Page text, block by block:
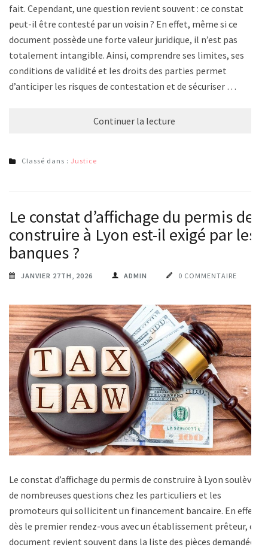
fait. Cependant, une question revient souvent : ce constat
peut-il être contesté par un voisin ? En effet, même si ce
document possède une forte valeur juridique, il n’est pas
totalement intangible. Ainsi, comprendre ses limites, ses
conditions de validité et les droits des parties permet
d’anticiper les risques de contestation et de sécuriser …
Continuer la lecture
Classé dans : Justice
Le constat d’affichage du permis de
construire à Lyon est-il exigé par les
banques ?
JANVIER 27TH, 2026 ADMIN 0 COMMENTAIRE
Le constat d’affichage du permis de construire à Lyon soulève
de nombreuses questions chez les particuliers et les
promoteurs qui sollicitent un financement bancaire. En effet,
dès le premier rendez-vous avec un établissement prêteur, ce
document revient souvent dans la liste des pièces demandées